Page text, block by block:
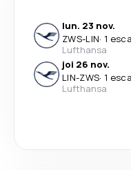
lun. 23 nov.
ZWS-LIN· 1
Lufthansa
joi 26 nov.
LIN-ZWS· 1
Lufthansa